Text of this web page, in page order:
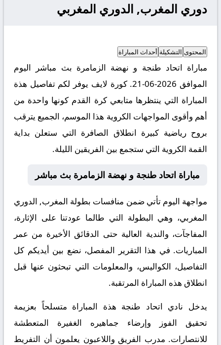
دوري المغرب, الدوري المغربي
المحتوى التشكيلة أحداث المباراة
مباراة اتحاد طنجة و نهضة الزمامرة بث مباشر اليوم
الموافق 2026-06-21. كورة لايف يوفر لكم تفاصيل هذة
المباراة التي ينتظرها متابعي كرة القدم كونها واحدة من
أهم وأقوى المواجهات الكروية هذا الموسم، الجميع يترقب
بروح رياضية كبيرة انطلاق الصافرة التي ستعلن بداية
القمة الكروية التي ستجمع بين الفريقين الليلة.
مباراة اتحاد طنجة و نهضة الزمامرة بث مباشر
مواجهة اليوم تأتي ضمن منافسات بطولة المغرب, الدوري
المغربي، وهي البطولة التي طالما عودتنا على الإثارة،
المفاجآت، والندية العالية حتى الدقائق الأخيرة من عمر
المباريات. في هذا التقرير المفصل، نضع بين أيديكم كل
التفاصيل، الكواليس، والمعلومات التي تبحثون عنها قبل
انطلاق هذه المباراة المرتقبة.
يدخل نادي اتحاد طنجة هذة المباراة متسلحاً بعزيمة
تحقيق الفوز وإرضاء جماهيره الغفيرة المتعطشة
للانتصارات. مدرب الفريق واللاعبون يعلمون أن التفريط